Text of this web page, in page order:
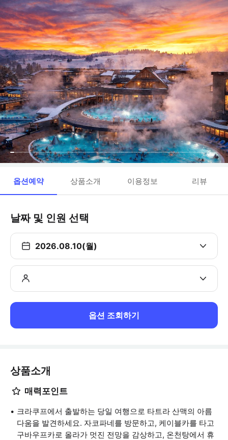
옵션예약 상품소개 이용정보 리뷰
날짜 및 인원 선택
2026.08.10(월)
옵션 조회하기
상품소개
매력포인트
크라쿠프에서 출발하는 당일 여행으로 타트라 산맥의 아름
다움을 발견하세요. 자코파네를 방문하고, 케이블카를 타고
구바우프카로 올라가 멋진 전망을 감상하고, 온천탕에서 휴